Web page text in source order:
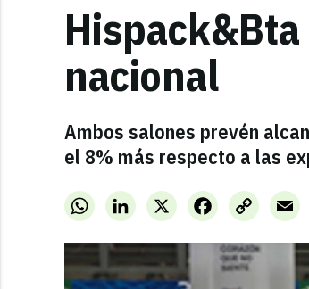
nacional
Ambos salones prevén
el 8% más respecto a las
WhatsAppLinkedInX FacebookCopy
Link